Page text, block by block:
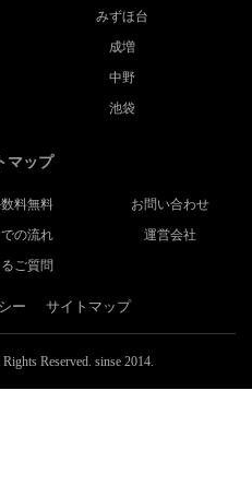
みずほ台
成増
中野
池袋
マップ
料無料
での流れ
ご質問
お問い合わせ
運営会社
ー サイトマップ
Reserved. sinse 2014.